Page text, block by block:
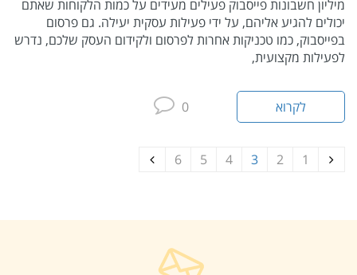
מיליון חשבונות פייסבוק פעילים מעידים על כמות הלקוחות שאתם
יכולים להגיע אליהם, על ידי פעילות עסקית יעילה. גם פרסום
בפייסבוק, כמו טכניקות אחרות לפרסום ולקידום העסק שלכם, נדרש
לפעילות מקצועית,
לקרוא 0
1
2
3
4
5
6